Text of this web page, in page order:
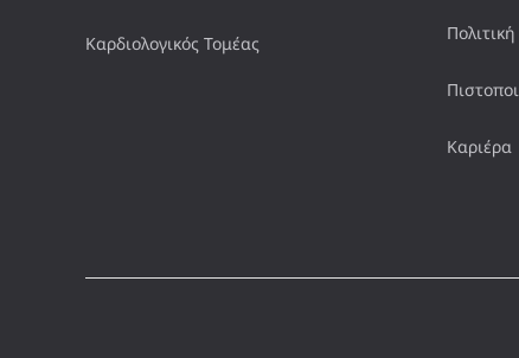
Καρδιολογικός Τομέας
Καριέρα